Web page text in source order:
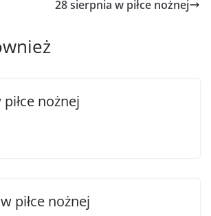
28 sierpnia w piłce nożnej
nożnej
piłce nożnej